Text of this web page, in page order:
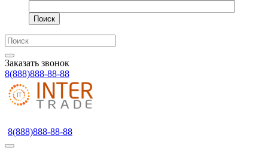
Поиск
Заказать звонок
8(888)888-88-88
8(888)888-88-88